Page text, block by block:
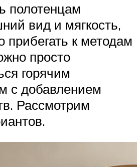
полотенцам
вид и мягкость,
прибегать к методам
просто
горячим
с добавлением
Рассмотрим